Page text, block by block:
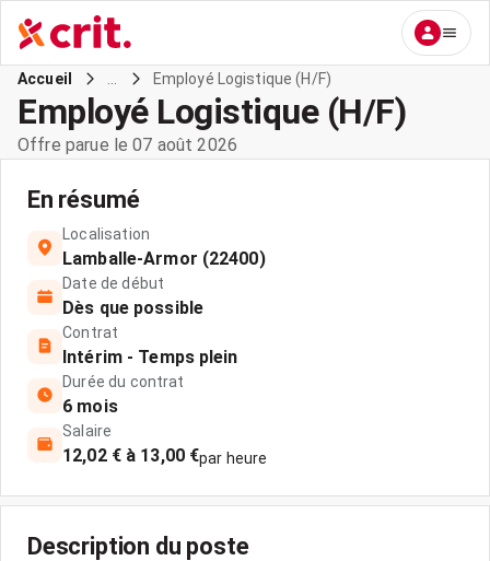
Accueil Employé Logistique (H/F)
Employé Logistique (H/F)
Offre parue le 07 août 2026
En résumé
Localisation
Lamballe-Armor (22400)
Date de début
Dès que possible
Contrat
Intérim - Temps plein
Durée du contrat
6 mois
Salaire
12,02 € à 13,00 €par heure
Description du poste